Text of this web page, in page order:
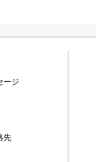
ージ
先